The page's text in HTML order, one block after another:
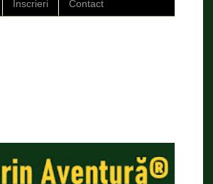
Inscrieri Contact